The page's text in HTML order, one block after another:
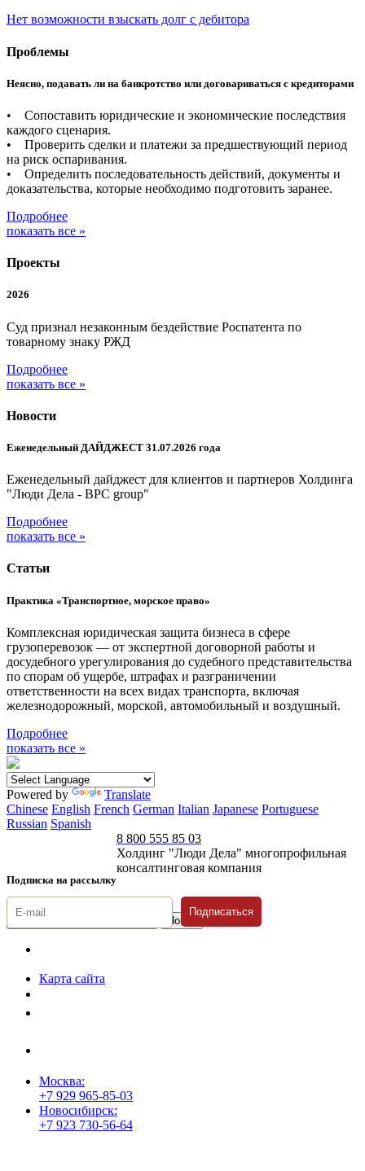
Нет возможности взыскать долг с дебитора
Проблемы
Неясно, подавать ли на банкротство или договариваться с кредиторами
• Сопоставить юридические и экономические последствия
каждого сценария.
• Проверить сделки и платежи за предшествующий период
на риск оспаривания.
• Определить последовательность действий, документы и
доказательства, которые необходимо подготовить заранее.
Подробнее
показать все »
Проекты
2026
Суд признал незаконным бездействие Роспатента по
товарному знаку РЖД
Подробнее
показать все »
Новости
Еженедельный ДАЙДЖЕСТ 31.07.2026 года
Еженедельный дайджест для клиентов и партнеров Холдинга
"Люди Дела - BPC group"
Подробнее
показать все »
Статьи
Практика «Транспортное, морское право»
Комплексная юридическая защита бизнеса в сфере
грузоперевозок — от экспертной договорной работы и
досудебного урегулирования до судебного представительства
по спорам об ущербе, штрафах и разграничении
ответственности на всех видах транспорта, включая
железнодорожный, морской, автомобильный и воздушный.
Подробнее
показать все »
Powered by
Translate
Chinese English French German Italian Japanese Portuguese
Russian Spanish
Подписка на рассылку
8 800 555 85 03
Холдинг "Люди Дела" многопрофильная
консалтинговая компания
Подписаться
Карта сайта
Москва:
+7 929 965-85-03
Новосибирск:
+7 923 730-56-64